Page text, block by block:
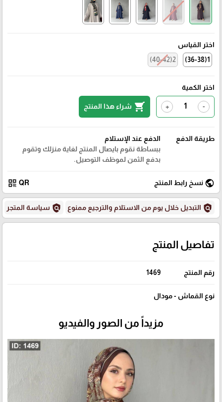
اختر القياس
1(36-38)
2(40-42)
اختر الكمية
-
+
shopping_cart شراء هذا المنتج
طريقة الدفع
الدفع عند الإستلام
ببساطة نقوم بايصال المنتج لغاية منزلك وتقوم
بدفع الثمن لموظف التوصيل.
public نسخ رابط المنتج QR
qr_code
policy التبديل خلال يوم من الاستلام والترجيع ممنوع policy سياسة المتجر
تفاصيل المنتج
رقم المنتج 1469
نوع القماش - مودال
مزيداً من الصور والفيديو